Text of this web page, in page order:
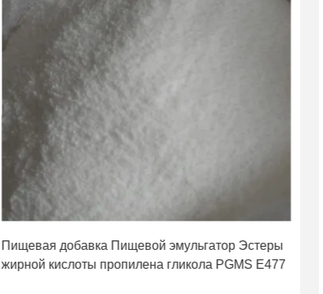
Пищевая добавка Пищевой эмульгатор Эстеры
жирной кислоты пропилена гликола PGMS E477